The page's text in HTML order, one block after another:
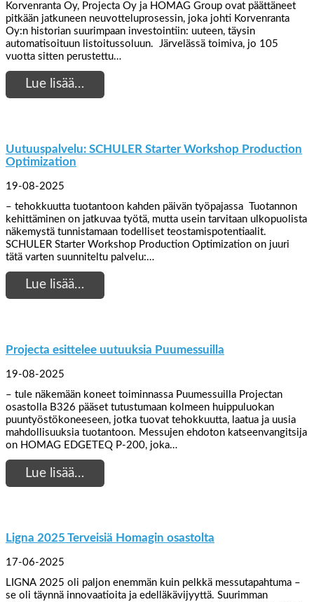
Korvenranta Oy, Projecta Oy ja HOMAG Group ovat päättäneet
pitkään jatkuneen neuvotteluprosessin, joka johti Korvenranta
Oy:n historian suurimpaan investointiin: uuteen, täysin
automatisoituun listoitussoluun. Järvelässä toimiva, jo 105
vuotta sitten perustettu…
Lue lisää…
Uutuuspalvelu: SCHULER Starter Workshop Production
Optimization
19-08-2025
– tehokkuutta tuotantoon kahden päivän työpajassa Tuotannon
kehittäminen on jatkuvaa työtä, mutta usein tarvitaan ulkopuolista
näkemystä tunnistamaan todelliset teostamispotentiaalit.
SCHULER Starter Workshop Production Optimization on juuri
tätä varten suunniteltu palvelu:…
Lue lisää…
Projecta esittelee uutuuksia Puumessuilla
19-08-2025
– tule näkemään koneet toiminnassa Puumessuilla Projectan
osastolla B326 pääset tutustumaan kolmeen huippuluokan
puuntyöstökoneeseen, jotka tuovat tehokkuutta, laatua ja uusia
mahdollisuuksia tuotantoon. Messujen ehdoton katseenvangitsija
on HOMAG EDGETEQ P-200, joka…
Lue lisää…
Ligna 2025 Terveisiä Homagin osastolta
17-06-2025
LIGNA 2025 oli paljon enemmän kuin pelkkä messutapahtuma –
se oli täynnä innovaatioita ja edelläkävijyyttä. Suurimman